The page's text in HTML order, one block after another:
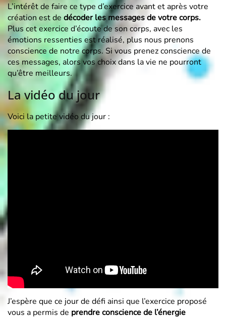
L’intérêt de faire ce type d’exercice avant et après votre
création est de décoder les messages de votre corps.
Plus cet exercice d’écoute de son corps, avec les
émotions ressenties est réalisé, plus nous prenons
conscience de notre corps. Si vous prenez conscience de
ces messages, alors vos choix dans la vie ne pourront
qu’être meilleurs.
La vidéo du jour
Voici la petite vidéo du jour :
J’espère que ce jour de défi ainsi que l’exercice proposé
vous a permis de prendre conscience de l’énergie